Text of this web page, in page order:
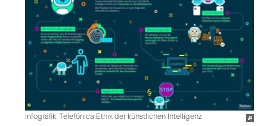
Infografik: Telefónica Ethik der künstlichen Intelligenz